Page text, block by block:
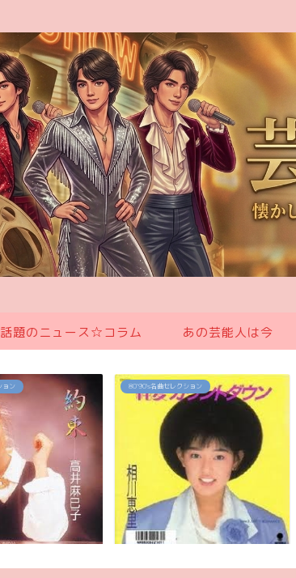
話題のニュース☆コラム あの芸能人は今
80`90's名曲セレクション